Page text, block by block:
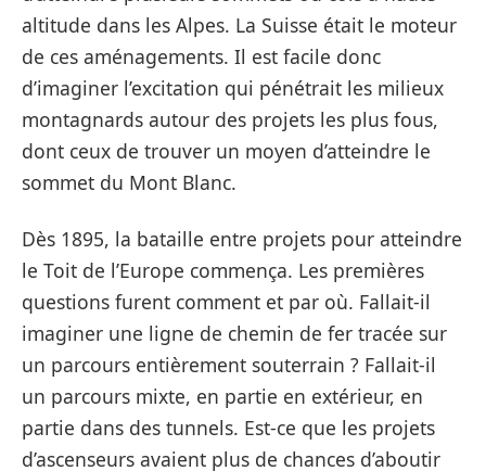
altitude dans les Alpes. La Suisse était le moteur
de ces aménagements. Il est facile donc
d’imaginer l’excitation qui pénétrait les milieux
montagnards autour des projets les plus fous,
dont ceux de trouver un moyen d’atteindre le
sommet du Mont Blanc.
Dès 1895, la bataille entre projets pour atteindre
le Toit de l’Europe commença. Les premières
questions furent comment et par où. Fallait-il
imaginer une ligne de chemin de fer tracée sur
un parcours entièrement souterrain ? Fallait-il
un parcours mixte, en partie en extérieur, en
partie dans des tunnels. Est-ce que les projets
d’ascenseurs avaient plus de chances d’aboutir